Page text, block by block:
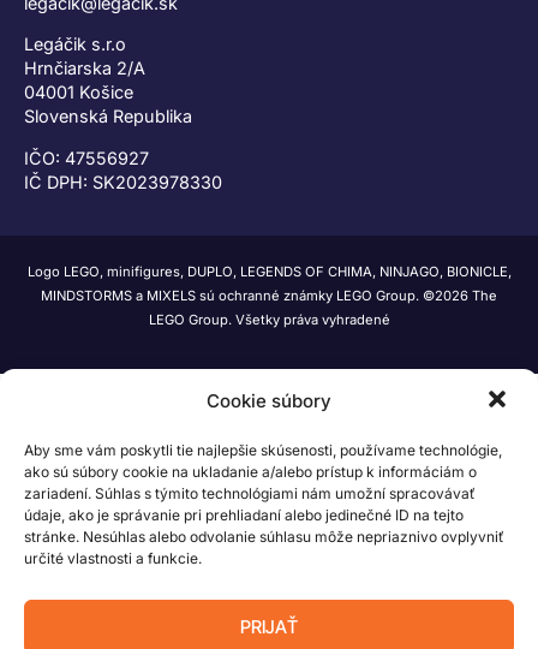
Cookie súbory
Aby sme vám poskytli tie najlepšie skúsenosti, používame technológie,
ako sú súbory cookie na ukladanie a/alebo prístup k informáciám o
zariadení. Súhlas s týmito technológiami nám umožní spracovávať
údaje, ako je správanie pri prehliadaní alebo jedinečné ID na tejto
stránke. Nesúhlas alebo odvolanie súhlasu môže nepriaznivo ovplyvniť
určité vlastnosti a funkcie.
PRIJAŤ
Legáčik s.r.o
Hrnčiarska 2/A
04001 Košice
Slovenská Republika
IČO: 47556927
IČ DPH: SK2023978330
Logo LEGO, minifigures, DUPLO, LEGENDS OF CHIMA, NINJAGO, BIONICLE,
MINDSTORMS a MIXELS sú ochranné známky LEGO Group. ©2026 The
LEGO Group. Všetky práva vyhradené